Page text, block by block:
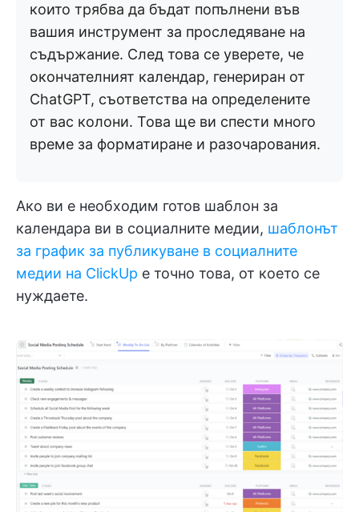
които трябва да бъдат попълнени във
вашия инструмент за проследяване на
съдържание. След това се уверете, че
окончателният календар, генериран от
ChatGPT, съответства на определените
от вас колони. Това ще ви спести много
време за форматиране и разочарования.
Ако ви е необходим готов шаблон за
календара ви в социалните медии, шаблонът
за график за публикуване в социалните
медии на ClickUp е точно това, от което се
нуждаете.